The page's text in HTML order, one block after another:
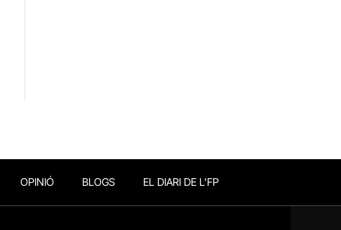
OPINIÓ BLOGS EL DIARI DE L’FP